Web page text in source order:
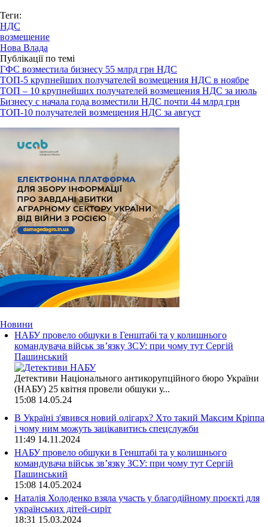
Теги:
НДС
возмещение
Нова Влада
Публікації по темі
ГФС возместила бизнесу 55 млрд грн НДС
ТОП-5 крупнейших получателей возмещения НДС в ноябре
ТОП – 10 крупнейших получателей возмещения НДС за июль
Бизнесу с начала года возместили НДС почти 44 млрд грн
ТОП-10 получателей возмещения НДС за август
Новини
НАБУ провело обшуки в Генштабі та у колишнього
командувача військ зв’язку ЗСУ: при чому тут Сергій
Пашинський
Детективи Національного антикорупційного бюро України
(НАБУ) 25 квітня провели обшуки у...
15:08 14.05.24
В Україні з'явився новий олігарх? Хто такий Максим Кріппа
і чому ним можуть зацікавитись спецслужби
11:49 14.11.2024
НАБУ провело обшуки в Генштабі та у колишнього
командувача військ зв’язку ЗСУ: при чому тут Сергій
Пашинський
15:08 14.05.2024
Наталія Холоденко взяла участь у благодійному проєкті для
українських дітей-сиріт
18:31 15.03.2024